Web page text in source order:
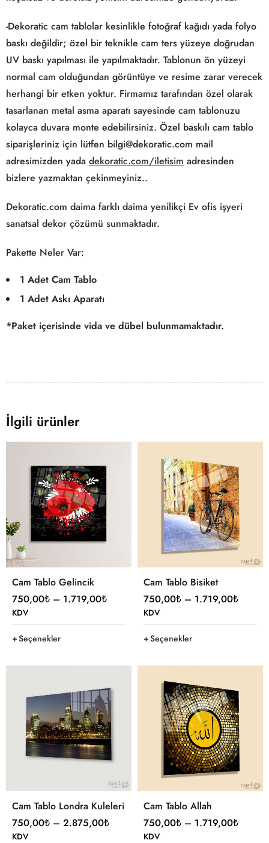
-Dekoratic cam tablolar kesinlikle fotoğraf kağıdı yada folyo
baskı değildir; özel bir teknikle cam ters yüzeye doğrudan
UV baskı yapılması ile yapılmaktadır. Tablonun ön yüzeyi
normal cam olduğundan görüntüye ve resime zarar verecek
herhangi bir etken yoktur. Firmamız tarafından özel olarak
tasarlanan metal asma aparatı sayesinde cam tablonuzu
kolayca duvara monte edebilirsiniz. Özel baskılı cam tablo
siparişleriniz için lütfen bilgi@dekoratic.com mail
adresimizden yada dekoratic.com/iletisim adresinden
bizlere yazmaktan çekinmeyiniz..
Dekoratic.com daima farklı daima yenilikçi Ev ofis işyeri
sanatsal dekor çözümü sunmaktadır.
Pakette Neler Var:
1 Adet Cam Tablo
1 Adet Askı Aparatı
*Paket içerisinde vida ve dübel bulunmamaktadır.
İlgili ürünler
Cam Tablo Gelincik
750,00₺ – 1.719,00₺
KDV
Seçenekler
Cam Tablo Bisiket
750,00₺ – 1.719,00₺
KDV
Seçenekler
Cam Tablo Londra Kuleleri
750,00₺ – 2.875,00₺
KDV
Cam Tablo Allah
750,00₺ – 1.719,00₺
KDV